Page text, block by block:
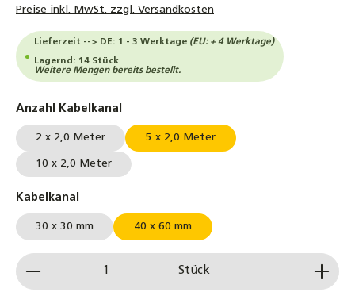
Preise inkl. MwSt. zzgl. Versandkosten
Lieferzeit --> DE: 1 - 3 Werktage (EU: + 4 Werktage)
Lagernd: 14 Stück
Weitere Mengen bereits bestellt.
Anzahl Kabelkanal
2 x 2,0 Meter 5 x 2,0 Meter
10 x 2,0 Meter
Kabelkanal
30 x 30 mm 40 x 60 mm
Produkt Anzahl: Gib den gewünschten Wert ein
Stück